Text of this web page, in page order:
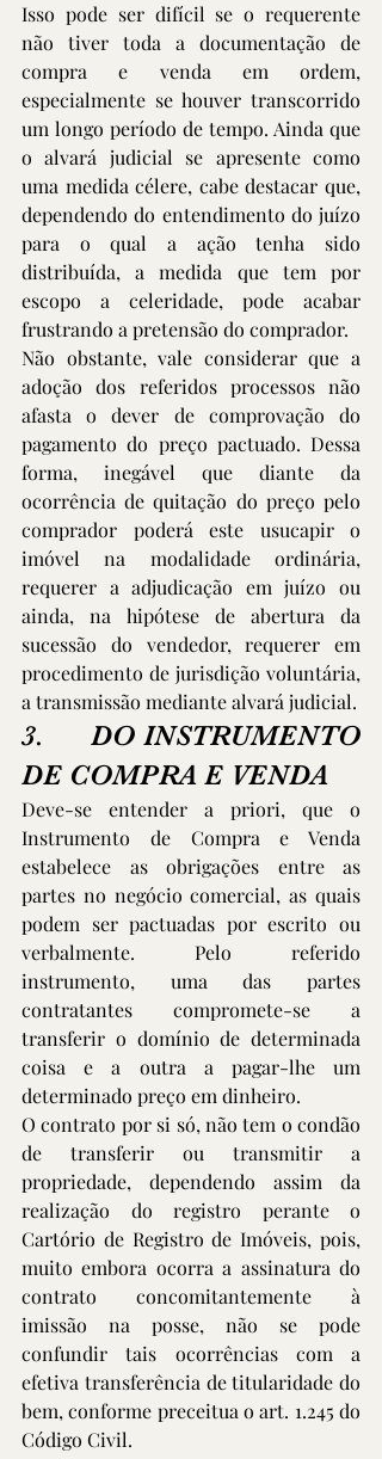
Isso pode ser difícil se o requerente
não tiver toda a documentação de
compra e venda em ordem,
especialmente se houver transcorrido
um longo período de tempo. Ainda que
o alvará judicial se apresente como
uma medida célere, cabe destacar que,
dependendo do entendimento do juízo
para o qual a ação tenha sido
distribuída, a medida que tem por
escopo a celeridade, pode acabar
frustrando a pretensão do comprador.
Não obstante, vale considerar que a
adoção dos referidos processos não
afasta o dever de comprovação do
pagamento do preço pactuado. Dessa
forma, inegável que diante da
ocorrência de quitação do preço pelo
comprador poderá este usucapir o
imóvel na modalidade ordinária,
requerer a adjudicação em juízo ou
ainda, na hipótese de abertura da
sucessão do vendedor, requerer em
procedimento de jurisdição voluntária,
a transmissão mediante alvará judicial.
3.      DO INSTRUMENTO
DE COMPRA E VENDA
Deve-se entender a priori, que o
Instrumento de Compra e Venda
estabelece as obrigações entre as
partes no negócio comercial, as quais
podem ser pactuadas por escrito ou
verbalmente. Pelo referido
instrumento, uma das partes
contratantes compromete-se a
transferir o domínio de determinada
coisa e a outra a pagar-lhe um
determinado preço em dinheiro.
O contrato por si só, não tem o condão
de transferir ou transmitir a
propriedade, dependendo assim da
realização do registro perante o
Cartório de Registro de Imóveis, pois,
muito embora ocorra a assinatura do
contrato concomitantemente à
imissão na posse, não se pode
confundir tais ocorrências com a
efetiva transferência de titularidade do
bem, conforme preceitua o art. 1.245 do
Código Civil.